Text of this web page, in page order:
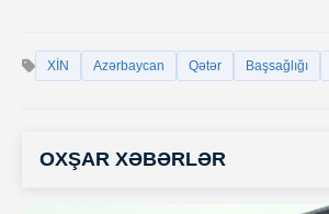
XİN Azərbaycan Qətər Başsağlığı
OXŞAR XƏBƏRLƏR